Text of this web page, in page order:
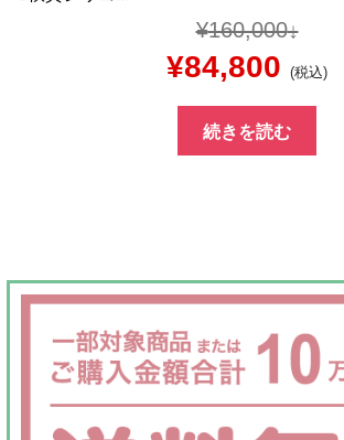
¥160,000
元
の
価
¥160,000
で
し
た。
¥84,800 現
在
の
は
で
す。
(税込)
続きを読む